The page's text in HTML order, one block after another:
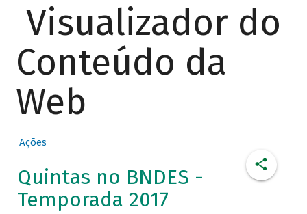
Visualizador do
Conteúdo da
Web
Ações
Quintas no BNDES -
Temporada 2017